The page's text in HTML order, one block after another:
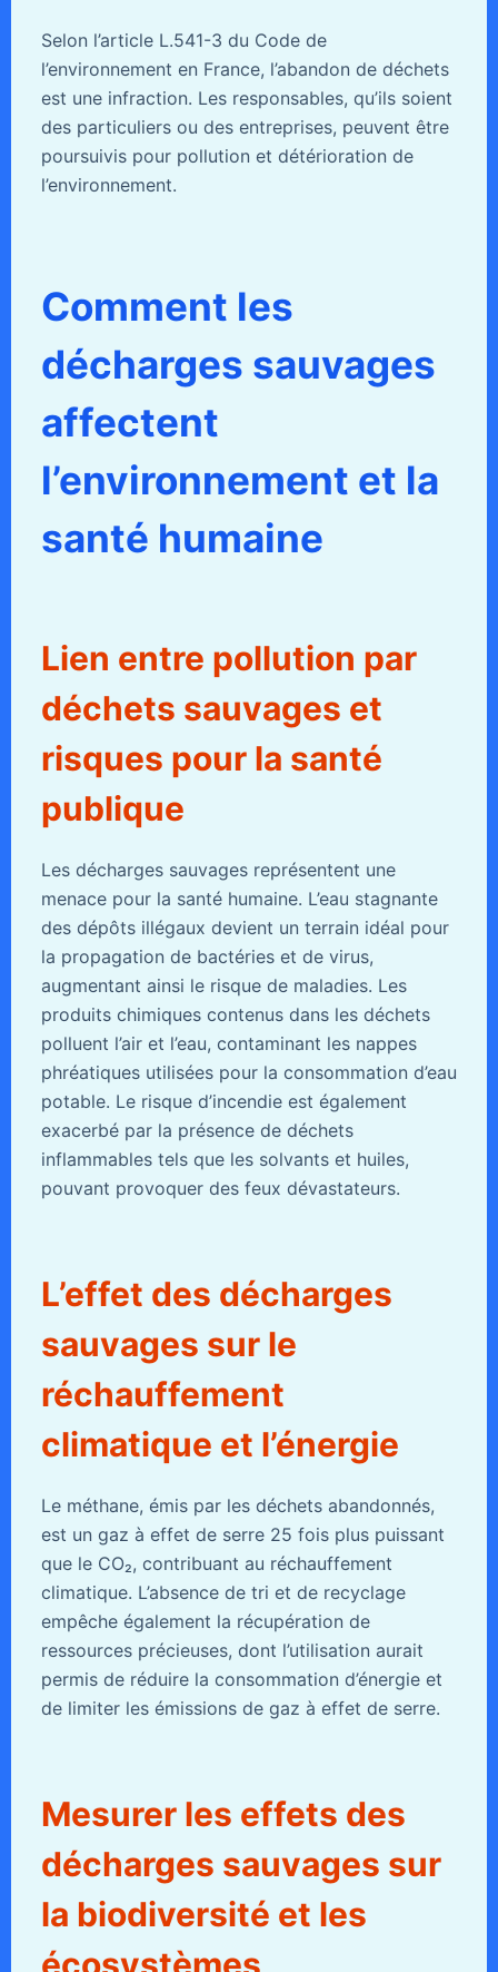
Selon l’article L.541-3 du Code de
l’environnement en France, l’abandon de déchets
est une infraction. Les responsables, qu’ils soient
des particuliers ou des entreprises, peuvent être
poursuivis pour pollution et détérioration de
l’environnement.
Comment les
décharges sauvages
affectent
l’environnement et la
santé humaine
Lien entre pollution par
déchets sauvages et
risques pour la santé
publique
Les décharges sauvages représentent une
menace pour la santé humaine. L’eau stagnante
des dépôts illégaux devient un terrain idéal pour
la propagation de bactéries et de virus,
augmentant ainsi le risque de maladies. Les
produits chimiques contenus dans les déchets
polluent l’air et l’eau, contaminant les nappes
phréatiques utilisées pour la consommation d’eau
potable. Le risque d’incendie est également
exacerbé par la présence de déchets
inflammables tels que les solvants et huiles,
pouvant provoquer des feux dévastateurs.
L’effet des décharges
sauvages sur le
réchauffement
climatique et l’énergie
Le méthane, émis par les déchets abandonnés,
est un gaz à effet de serre 25 fois plus puissant
que le CO₂, contribuant au réchauffement
climatique. L’absence de tri et de recyclage
empêche également la récupération de
ressources précieuses, dont l’utilisation aurait
permis de réduire la consommation d’énergie et
de limiter les émissions de gaz à effet de serre.
Mesurer les effets des
décharges sauvages sur
la biodiversité et les